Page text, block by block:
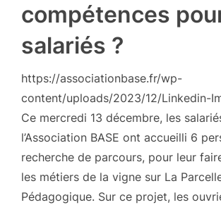
compétences
salariés ?
https://associationbase.fr/wp-
content/uploads/2023/12/Linkedin-
Ce mercredi 13 décembre, les
l’Association BASE ont accueilli 6
recherche de parcours, pour leur
les métiers de la vigne sur La
Pédagogique. Sur ce projet, les